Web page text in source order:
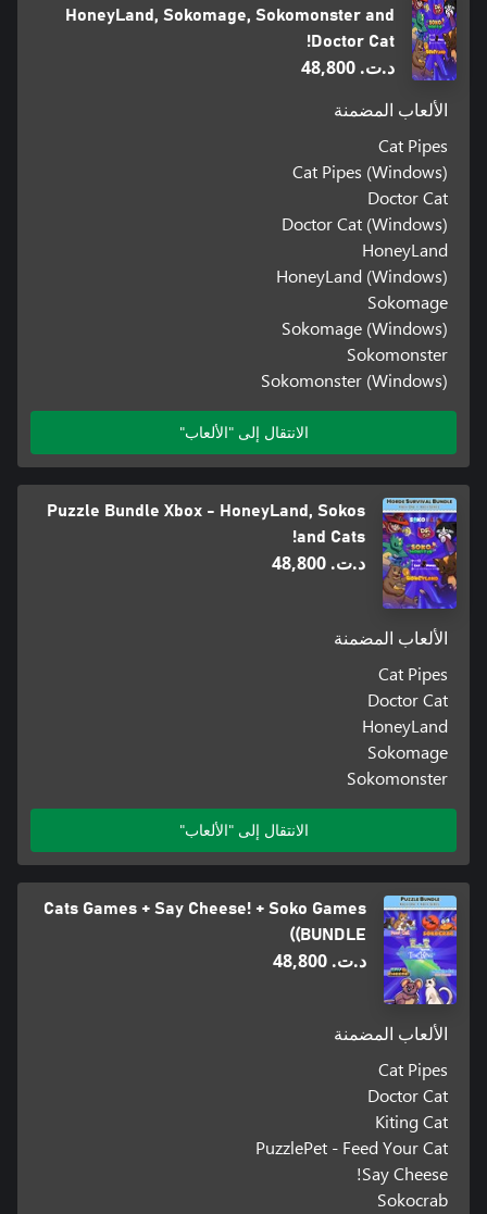
HoneyLand, Sokomage, Sokomonster and
Doctor Cat!
د.ت.‏ 48,800
الألعاب المضمنة
Cat Pipes
Cat Pipes (Windows)
Doctor Cat
Doctor Cat (Windows)
HoneyLand
HoneyLand (Windows)
Sokomage
Sokomage (Windows)
Sokomonster
Sokomonster (Windows)
الانتقال إلى "الألعاب"
Puzzle Bundle Xbox - HoneyLand, Sokos
and Cats!
د.ت.‏ 48,800
الألعاب المضمنة
Cat Pipes
Doctor Cat
HoneyLand
Sokomage
Sokomonster
الانتقال إلى "الألعاب"
Cats Games + Say Cheese! + Soko Games
(BUNDLE)
د.ت.‏ 48,800
الألعاب المضمنة
Cat Pipes
Doctor Cat
Kiting Cat
PuzzlePet - Feed Your Cat
Say Cheese!
Sokocrab